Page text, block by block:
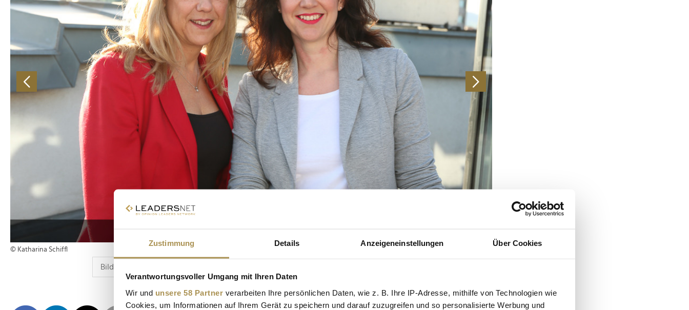
Zustimmung Details Anzeigeneinstellungen Über Cookies
Verantwortungsvoller Umgang mit Ihren Daten
Wir und unsere 58 Partner verarbeiten Ihre persönlichen Daten, wie z. B. Ihre IP-Adresse, mithilfe von Technologien wie
Cookies, um Informationen auf Ihrem Gerät zu speichern und darauf zuzugreifen und so personalisierte Werbung und
© Katharina Schiffl
Advertisement